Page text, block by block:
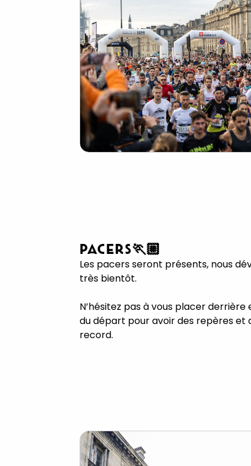
PACERS🏃🏼
Les pacers seront présents, nous
très bientôt.
N’hésitez pas à vous placer derrière
du départ pour avoir des repères et
record.